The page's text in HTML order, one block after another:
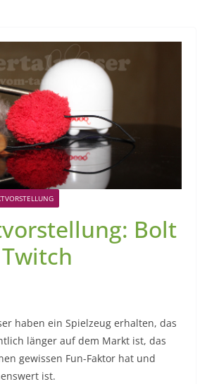
Bolt
haben ein Spielzeug erhalten, das
länger auf dem Markt ist, das
gewissen Fun-Faktor hat und
ist.